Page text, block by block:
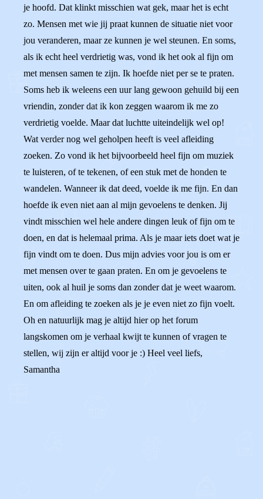
je hoofd. Dat klinkt misschien wat gek, maar het is echt
zo. Mensen met wie jij praat kunnen de situatie niet voor
jou veranderen, maar ze kunnen je wel steunen. En soms,
als ik echt heel verdrietig was, vond ik het ook al fijn om
met mensen samen te zijn. Ik hoefde niet per se te praten.
Soms heb ik weleens een uur lang gewoon gehuild bij een
vriendin, zonder dat ik kon zeggen waarom ik me zo
verdrietig voelde. Maar dat luchtte uiteindelijk wel op!
Wat verder nog wel geholpen heeft is veel afleiding
zoeken. Zo vond ik het bijvoorbeeld heel fijn om muziek
te luisteren, of te tekenen, of een stuk met de honden te
wandelen. Wanneer ik dat deed, voelde ik me fijn. En dan
hoefde ik even niet aan al mijn gevoelens te denken. Jij
vindt misschien wel hele andere dingen leuk of fijn om te
doen, en dat is helemaal prima. Als je maar iets doet wat je
fijn vindt om te doen. Dus mijn advies voor jou is om er
met mensen over te gaan praten. En om je gevoelens te
uiten, ook al huil je soms dan zonder dat je weet waarom.
En om afleiding te zoeken als je je even niet zo fijn voelt.
Oh en natuurlijk mag je altijd hier op het forum
langskomen om je verhaal kwijt te kunnen of vragen te
stellen, wij zijn er altijd voor je :) Heel veel liefs,
Samantha